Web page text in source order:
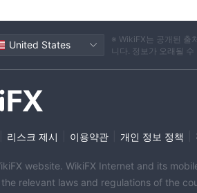
용합니다. 플랫폼에서 사용할 수 있는 암호
(bch) 등이 있습니다.
Markets사용자가 다양한 통화 쌍을 거
교환하는 것을 포함하며 제공되는 통화
가 환율 변동에 대해 추측할 수 있습니다. .
에서 Winex Markets 상품 거래를 제공하
상장 기업의 소유권을 나타내는 주식
수 있습니다. (aapl), 마이크로소프트 코퍼
페이스북 inc. (fb) 등이 있습니다.
United States
※ WikiFX는 공개된 출
니다. 정보가 오래될
리스크 제시 이용약관 개인 정보 정책
website. WikiFX Internet and its
relevant laws and regulations of the